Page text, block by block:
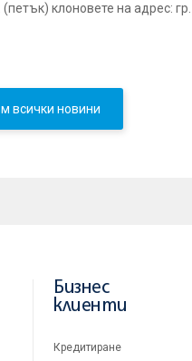
(петък) клоновете на адрес:
всички новини
Бизнес
клиенти
Кредитиране